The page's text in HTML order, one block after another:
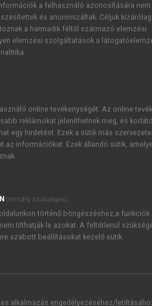
ÚJ FIÓK
1 óra
JELSZÓ
Kérek értesítést a MeRSZ
Kérek értesítést az
a felhasználó azonosítására nem
és anonimizáltak. Céljuk
a harmadik féltől származó elemzési
elemzési szolgáltatások a
online tevékenységét. Az online
reklámokat jeleníthetnek meg, és
egy hirdetést. Ezek a sütik más
az információkat. Ezek állandó sütik,
(mindig szükséges)
történő böngészéshez,a funkciók
tilthatják le azokat. A feltétlenül
szabott beállításokat kezelő sütik.
alkalmazás engedélyezéséhez/